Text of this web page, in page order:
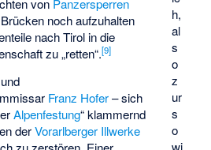
h,
al
s
o
z
ur
s
o
wj
von Panzersperren
noch aufzuhalten
nach Tirol in die
zu „retten“.[9]
Franz Hofer– sich
Alpenfestung“ klammernd
derVorarlberger Illwerke